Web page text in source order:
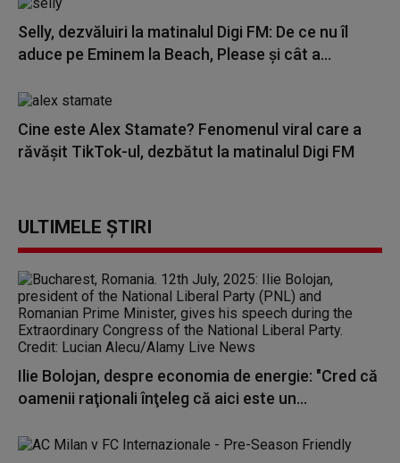
Selly, dezvăluiri la matinalul Digi FM: De ce nu îl
aduce pe Eminem la Beach, Please și cât a...
Cine este Alex Stamate? Fenomenul viral care a
răvășit TikTok-ul, dezbătut la matinalul Digi FM
ULTIMELE ȘTIRI
Ilie Bolojan, despre economia de energie: "Cred că
oamenii raţionali înţeleg că aici este un...